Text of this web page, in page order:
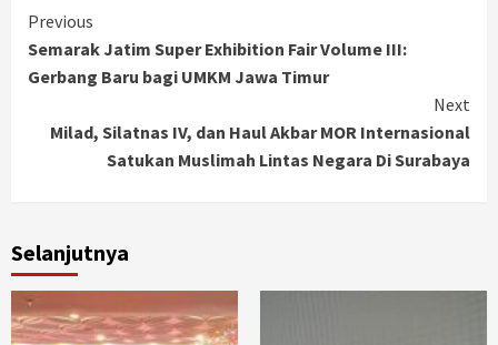
Continue
Reading
Previous
Semarak Jatim Super Exhibition Fair Volume III:
Gerbang Baru bagi UMKM Jawa Timur
Next
Milad, Silatnas IV, dan Haul Akbar MOR Internasional
Satukan Muslimah Lintas Negara Di Surabaya
Selanjutnya